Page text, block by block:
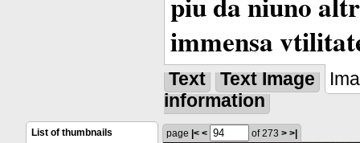
immensa
Text Text Image
information
List of thumbnails
page |< < of 273 > >|